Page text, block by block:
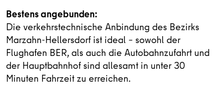
Bestens angebunden:
Die verkehrstechnische Anbindung des Bezirks
Marzahn-Hellersdorf ist ideal – sowohl der
Flughafen BER, als auch die Autobahnzufahrt und
der Hauptbahnhof sind allesamt in unter 30
Minuten Fahrzeit zu erreichen.